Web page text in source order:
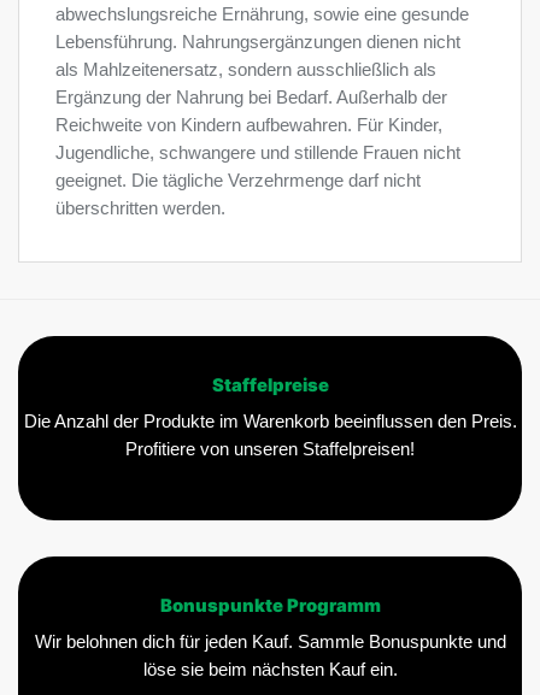
abwechslungsreiche Ernährung, sowie eine gesunde
Lebensführung. Nahrungsergänzungen dienen nicht
als Mahlzeitenersatz, sondern ausschließlich als
Ergänzung der Nahrung bei Bedarf. Außerhalb der
Reichweite von Kindern aufbewahren. Für Kinder,
Jugendliche, schwangere und stillende Frauen nicht
geeignet. Die tägliche Verzehrmenge darf nicht
überschritten werden.
Staffelpreise
Die Anzahl der Produkte im Warenkorb beeinflussen den Preis.
Profitiere von unseren Staffelpreisen!
Bonuspunkte Programm
Wir belohnen dich für jeden Kauf. Sammle Bonuspunkte und
löse sie beim nächsten Kauf ein.